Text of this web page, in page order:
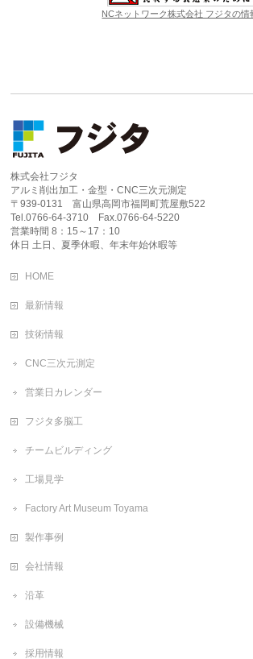
NCネットワーク株式会社 フジタの情
株式会社フジタ
アルミ削出加工・金型・CNC三次元測定
〒939-0131 富山県高岡市福岡町荒屋敷522
Tel.0766-64-3710 Fax.0766-64-5220
営業時間 8：15～17：10
休日 土日、夏季休暇、年末年始休暇等
HOME
最新情報
技術情報
CNC三次元測定
営業日カレンダー
フジタ多脳工
チームビルディング
工場見学
Factory Art Museum Toyama
製作事例
会社情報
沿革
設備機械
採用情報